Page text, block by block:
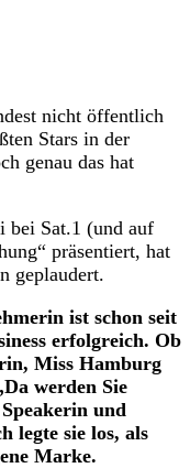
nicht öffentlich
Stars in der
genau das hat
bei Sat.1 (und auf
präsentiert, hat
geplaudert.
ist schon seit
erfolgreich. Ob
Miss Hamburg
werden Sie
und
legte sie los, als
Marke.